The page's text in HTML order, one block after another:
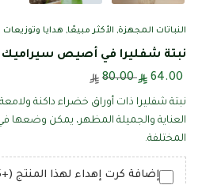
النباتات المجهزة, الأكثر مبيعًا, هدايا وتوزيعات
نبتة شفليرا في أصيص سيراميك
80.00
نبتة شفليرا ذات أوراق خضراء داكنة
العناية والجميلة المظهر، يمكن وضعها
المختلفة.
إضافة كرت إهداء لهذا المنتج (+5 ر.س)